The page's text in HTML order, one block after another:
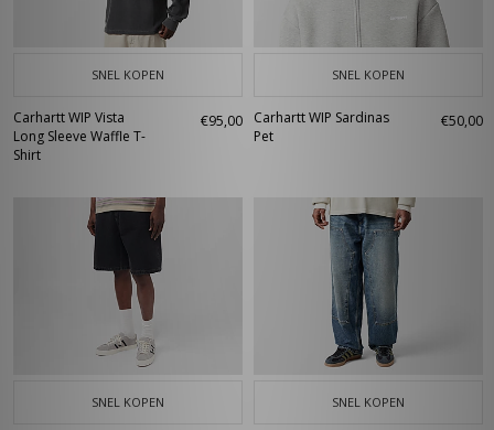
SNEL KOPEN
Carhartt WIP Vista
Long Sleeve Waffle T-
Shirt
€95,00
SNEL KOPEN
Carhartt WIP Sardinas
Pet
€50,00
SNEL KOPEN SNEL KOPEN